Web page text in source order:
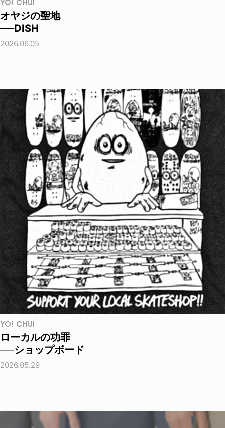
YO! CHUI
オヤジの聖地
──DISH
2026.06.05
YO! CHUI
ローカルの功罪
──ショップボード
2026.05.29